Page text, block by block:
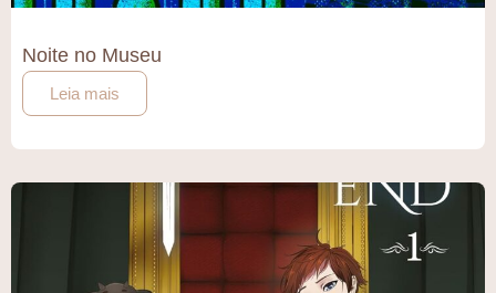
Noite no Museu
Leia mais